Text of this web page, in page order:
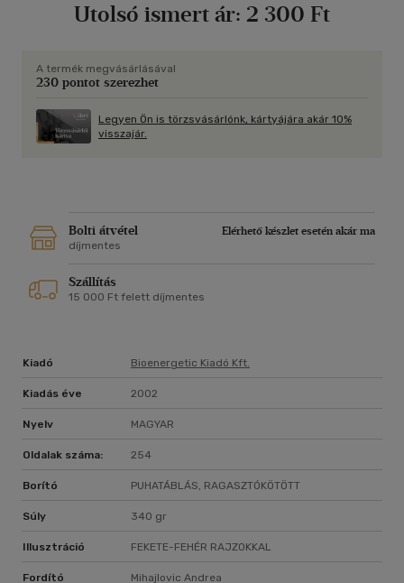
és a különböző élethosszabbító praktikák segítségével. Ezek
Utolsó ismert ár: 2 300 Ft
A termék megvásárlásával
230 pontot szerezhet
Legyen Ön is törzsvásárlónk, kártyájára akár 10%
visszajár.
Bolti átvétel
Elérhető készlet esetén akár ma
díjmentes
Szállítás
15 000 Ft felett díjmentes
Kiadó Bioenergetic Kiadó Kft.
Kiadás éve 2002
Nyelv MAGYAR
Oldalak száma: 254
Borító PUHATÁBLÁS, RAGASZTÓKÖTÖTT
Súly 340 gr
Illusztráció FEKETE-FEHÉR RAJZOKKAL
Fordító Mihajlovic Andrea